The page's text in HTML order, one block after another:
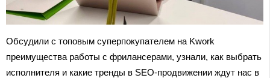
Обсудили с топовым суперпокупателем на Kwork
преимущества работы с фрилансерами, узнали, как выбрать
исполнителя и какие тренды в SEO-продвижении ждут нас в